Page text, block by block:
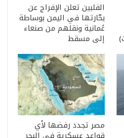
الفلبين تعلن الإفراج عن
بحّارتها في اليمن بوساطة
عُمانية ونقلهم من صنعاء
إلى مسقط
مصر تجدد رفضها لأي